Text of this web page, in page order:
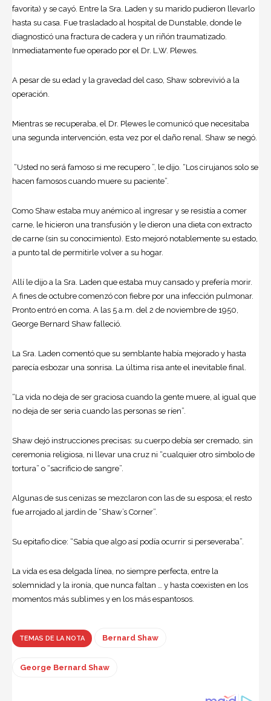
favorita) y se cayó. Entre la Sra. Laden y su marido pudieron llevarlo
hasta su casa. Fue trasladado al hospital de Dunstable, donde le
diagnosticó una fractura de cadera y un riñón traumatizado.
Inmediatamente fue operado por el Dr. L.W. Plewes.
A pesar de su edad y la gravedad del caso, Shaw sobrevivió a la
operación.
Mientras se recuperaba, el Dr. Plewes le comunicó que necesitaba
una segunda intervención, esta vez por el daño renal. Shaw se negó.
“Usted no será famoso si me recupero ”, le dijo. “Los cirujanos solo se
hacen famosos cuando muere su paciente”.
Como Shaw estaba muy anémico al ingresar y se resistía a comer
carne, le hicieron una transfusión y le dieron una dieta con extracto
de carne (sin su conocimiento). Esto mejoró notablemente su estado,
a punto tal de permitirle volver a su hogar.
Allí le dijo a la Sra. Laden que estaba muy cansado y prefería morir.
A fines de octubre comenzó con fiebre por una infección pulmonar.
Pronto entró en coma. A las 5 a.m. del 2 de noviembre de 1950,
George Bernard Shaw falleció.
La Sra. Laden comentó que su semblante había mejorado y hasta
parecía esbozar una sonrisa. La última risa ante el inevitable final.
“La vida no deja de ser graciosa cuando la gente muere, al igual que
no deja de ser seria cuando las personas se ríen”.
Shaw dejó instrucciones precisas: su cuerpo debía ser cremado, sin
ceremonia religiosa, ni llevar una cruz ni “cualquier otro símbolo de
tortura” o “sacrificio de sangre”.
Algunas de sus cenizas se mezclaron con las de su esposa; el resto
fue arrojado al jardín de “Shaw’s Corner”.
Su epitafio dice: “Sabía que algo así podía ocurrir si perseveraba”.
La vida es esa delgada línea, no siempre perfecta, entre la
solemnidad y la ironía, que nunca faltan … y hasta coexisten en los
momentos más sublimes y en los más espantosos.
TEMAS DE LA NOTA Bernard Shaw
George Bernard Shaw